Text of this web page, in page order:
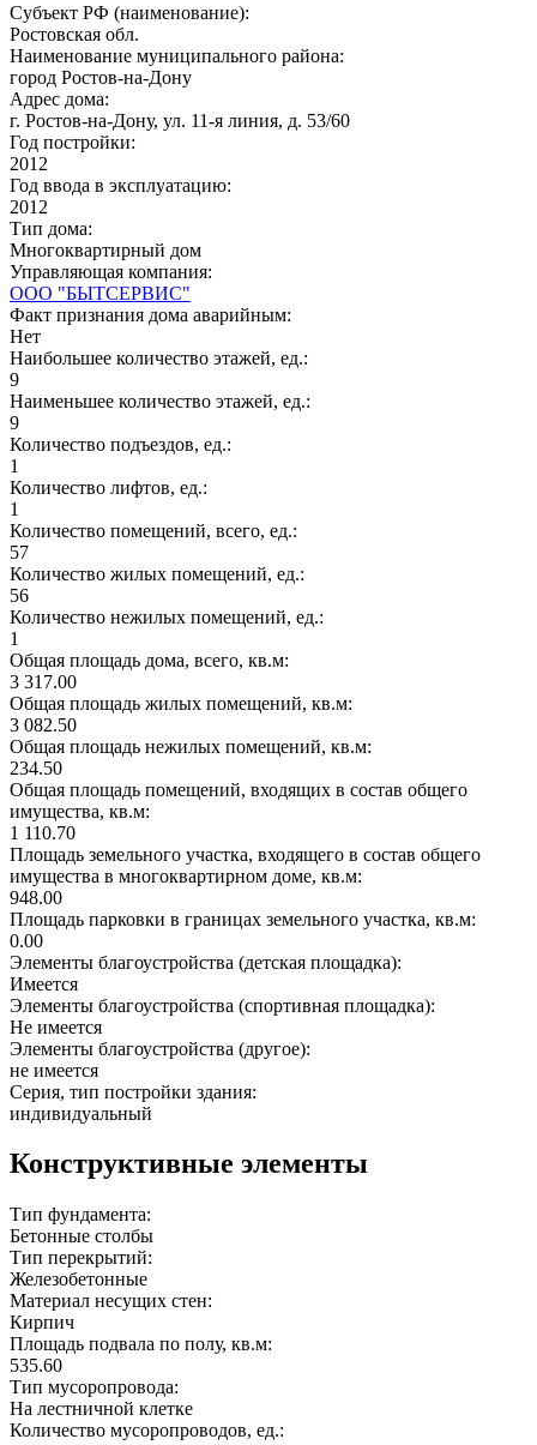
Субъект РФ (наименование):
Ростовская обл.
Наименование муниципального района:
город Ростов-на-Дону
Адрес дома:
г. Ростов-на-Дону, ул. 11-я линия, д. 53/60
Год постройки:
2012
Год ввода в эксплуатацию:
2012
Тип дома:
Многоквартирный дом
Управляющая компания:
ООО "БЫТСЕРВИС"
Факт признания дома аварийным:
Нет
Наибольшее количество этажей, ед.:
9
Наименьшее количество этажей, ед.:
9
Количество подъездов, ед.:
1
Количество лифтов, ед.:
1
Количество помещений, всего, ед.:
57
Количество жилых помещений, ед.:
56
Количество нежилых помещений, ед.:
1
Общая площадь дома, всего, кв.м:
3 317.00
Общая площадь жилых помещений, кв.м:
3 082.50
Общая площадь нежилых помещений, кв.м:
234.50
Общая площадь помещений, входящих в состав общего
имущества, кв.м:
1 110.70
Площадь земельного участка, входящего в состав общего
имущества в многоквартирном доме, кв.м:
948.00
Площадь парковки в границах земельного участка, кв.м:
0.00
Элементы благоустройства (детская площадка):
Имеется
Элементы благоустройства (спортивная площадка):
Не имеется
Элементы благоустройства (другое):
не имеется
Серия, тип постройки здания:
индивидуальный
Конструктивные элементы
Тип фундамента:
Бетонные столбы
Тип перекрытий:
Железобетонные
Материал несущих стен:
Кирпич
Площадь подвала по полу, кв.м:
535.60
Тип мусоропровода:
На лестничной клетке
Количество мусоропроводов, ед.: